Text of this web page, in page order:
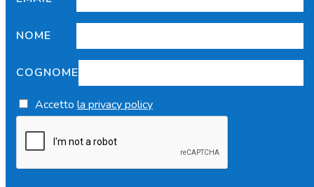
NOME
COGNOME
Accetto la privacy policy